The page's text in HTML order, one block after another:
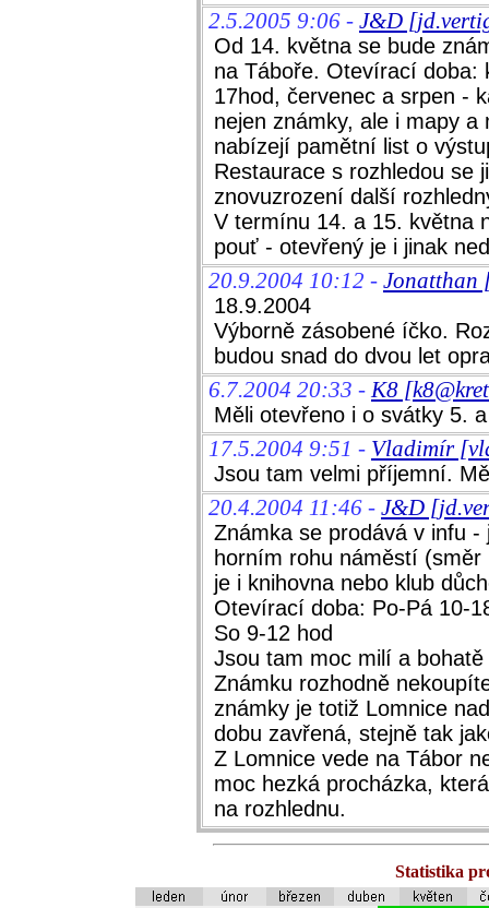
2.5.2005 9:06 - J&D
Od 14. května se bude
na Táboře. Otevírací doba:
17hod, červenec a srpen -
nejen známky, ale i mapy
nabízejí pamětní list o
Restaurace s rozhledou se
znovuzrození další
V termínu 14. a 15. května
pouť - otevřený je i jinak
20.9.2004 10:12 - Jonatthan
18.9.2004
Výborně zásobené íčko.
budou snad do dvou let
6.7.2004 20:33 - K8
Měli otevřeno i o svátky 5.
17.5.2004 9:51 - Vladimír
Jsou tam velmi příjemní.
20.4.2004 11:46 - J&D
Známka se prodává v infu
horním rohu náměstí
je i knihovna nebo klub
Otevírací doba: Po-Pá 10-
So 9-12 hod
Jsou tam moc milí a
Známku rozhodně
známky je totiž Lomnice
dobu zavřená, stejně tak
Z Lomnice vede na Tábor
moc hezká procházka,
na rozhlednu.
Statistika